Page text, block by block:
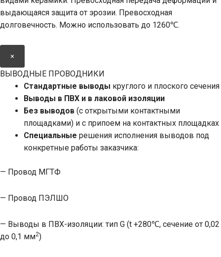
выдающаяся защита от эрозии. Превосходная
долговечность. Можно использовать до 1260℃.
×
ВЫВОДНЫЕ ПРОВОДНИКИ
Стандартные выводы круглого и плоского сечения
Выводы в ПВХ и в лаковой изоляции
Без выводов (с открытыми контактными
площадками) и с припоем на контактных площадках
Специальные решения исполнения выводов под
конкретные работы заказчика:
— Провод МГТФ
— Провод ПЭЛШО
— Выводы в ПВХ-изоляции: тип G (t +280℃, сечение от 0,02
до 0,1 мм2)